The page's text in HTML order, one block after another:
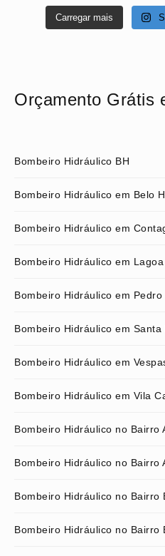
Carregar mais
Orçamento Grátis
Bombeiro Hidráulico BH
Bombeiro Hidráulico em Belo
Bombeiro Hidráulico em
Bombeiro Hidráulico em
Bombeiro Hidráulico em
Bombeiro Hidráulico em Santa
Bombeiro Hidráulico em
Bombeiro Hidráulico em Vila
Bombeiro Hidráulico no Bairro
Bombeiro Hidráulico no Bairro
Bombeiro Hidráulico no Bairro
Bombeiro Hidráulico no Bairro